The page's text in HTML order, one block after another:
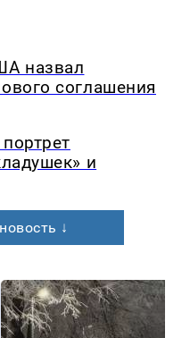
назвал
соглашения
и
↓